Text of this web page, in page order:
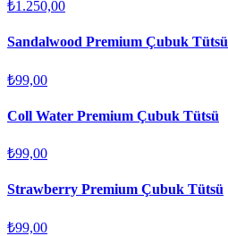
₺1.250,00
Sandalwood Premium Çubuk Tütsü
₺99,00
Coll Water Premium Çubuk Tütsü
₺99,00
Strawberry Premium Çubuk Tütsü
₺99,00